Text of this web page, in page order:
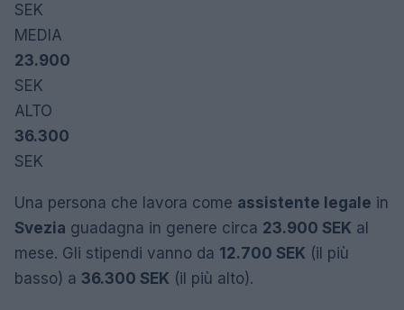
SEK
MEDIA
23.900
SEK
ALTO
36.300
SEK
Una persona che lavora come assistente legale in
Svezia guadagna in genere circa 23.900 SEK al
mese. Gli stipendi vanno da 12.700 SEK (il più
basso) a 36.300 SEK (il più alto).